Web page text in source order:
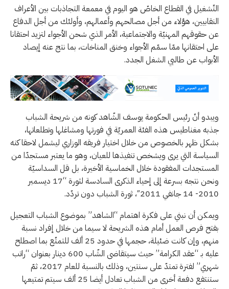
التّشغيل في القطاع الخاصّ هو اليوم في معمعة التجاذبات بين الأعراف
النقابيين، هؤلاء من أجل مصالحهم وأعمالهم، وأولئك من أجل الدفاع
عن حقوقهم المهنيّة والاجتماعية، الأمر الذي شحن الأجواء لتزيد احتقانا
على احتقانها ممّا سمّم الأجواء وخنق المناخات، بما نتج عنه إيصاد
الأبواب عن طالبي الشغل الجدد.
ويبدو أنّ رئيس الحكومة يوسف الشّاهد كونه من شريحة الشباب
جذبه مغناطيس هذه الفئة العمريّة في فورتها ومشاغلها وتطلعاتها،
بشكل ظهر بالخصوص من خلال اختيار فريقه الوزاري ليشمل لاحقا كنه
السياسة التي يرى ويشخص تنفيذها للعيان، وهو ما يعتبر مستجدّا من
المستجدات المفقودة خلال الخماسية الأخيرة، بل قل السداسيّة
ونحن نتجه بسرعة إلى إحياء الذكرى السادسة لثورة “17 ديسمبر
2010- 14 جانفي 2011″، ثورة الشباب دون تردّد.
ويمكن أن نبني على فكرة اهتمام “الشاهد” بموضوع الشباب التعجيل
بفتح فرص العمل أمام هذه الشريحة لا سيما من خلال إفراد نسبة
منهم، وإن كانت ضئيلة، حجمها في حدود 25 ألف للتمتّع بما اصطلح
عليه بـ “عقد الكرامة” حيث سيتقاضى الشّاب 600 دينار بعنوان “راتب
شهري” لفترة تمتدّ على سنتين، وذلك بالنسبة للعام 2017، ثمّ
ستنتفع دفعة أخرى من الشباب تعادل أيضا 25 ألف سيتم تمتيعها